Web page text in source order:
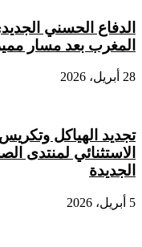
الدفاع الحسني
المغرب بعد مسار
28 أبريل، 2026
تجديد الهياكل
الاستثنائي لمنتدى
الجديدة
5 أبريل، 2026